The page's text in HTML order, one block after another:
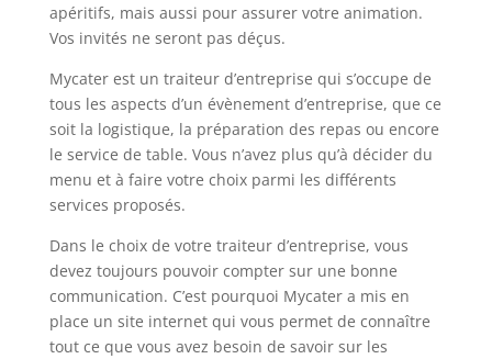
apéritifs, mais aussi pour assurer votre animation.
Vos invités ne seront pas déçus.
Mycater est un traiteur d’entreprise qui s’occupe de
tous les aspects d’un évènement d’entreprise, que ce
soit la logistique, la préparation des repas ou encore
le service de table. Vous n’avez plus qu’à décider du
menu et à faire votre choix parmi les différents
services proposés.
Dans le choix de votre traiteur d’entreprise, vous
devez toujours pouvoir compter sur une bonne
communication. C’est pourquoi Mycater a mis en
place un site internet qui vous permet de connaître
tout ce que vous avez besoin de savoir sur les